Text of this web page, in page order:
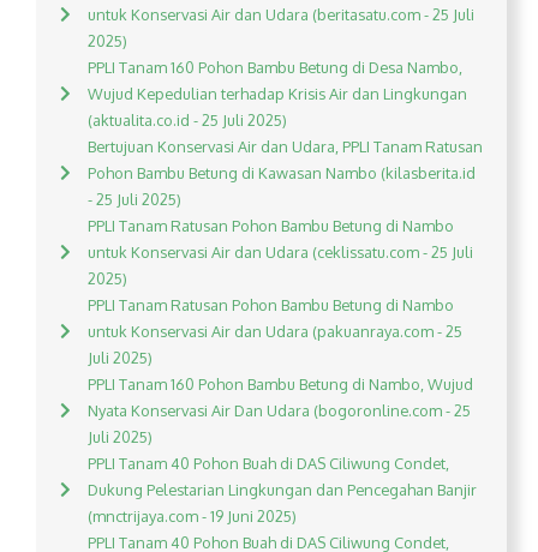
untuk Konservasi Air dan Udara (beritasatu.com - 25 Juli
2025)
PPLI Tanam 160 Pohon Bambu Betung di Desa Nambo,
Wujud Kepedulian terhadap Krisis Air dan Lingkungan
(aktualita.co.id - 25 Juli 2025)
Bertujuan Konservasi Air dan Udara, PPLI Tanam Ratusan
Pohon Bambu Betung di Kawasan Nambo (kilasberita.id
- 25 Juli 2025)
PPLI Tanam Ratusan Pohon Bambu Betung di Nambo
untuk Konservasi Air dan Udara (ceklissatu.com - 25 Juli
2025)
PPLI Tanam Ratusan Pohon Bambu Betung di Nambo
untuk Konservasi Air dan Udara (pakuanraya.com - 25
Juli 2025)
PPLI Tanam 160 Pohon Bambu Betung di Nambo, Wujud
Nyata Konservasi Air Dan Udara (bogoronline.com - 25
Juli 2025)
PPLI Tanam 40 Pohon Buah di DAS Ciliwung Condet,
Dukung Pelestarian Lingkungan dan Pencegahan Banjir
(mnctrijaya.com - 19 Juni 2025)
PPLI Tanam 40 Pohon Buah di DAS Ciliwung Condet,